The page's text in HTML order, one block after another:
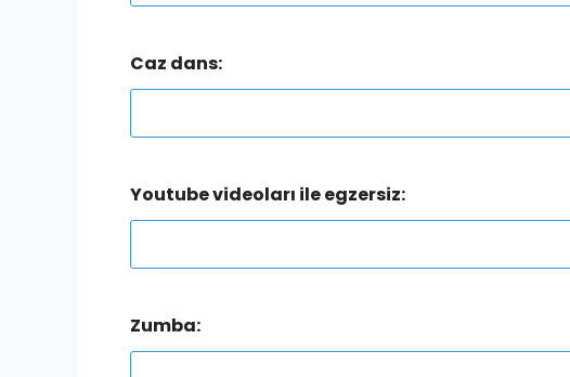
Caz dans:
Youtube videoları ile egzersiz:
Zumba: